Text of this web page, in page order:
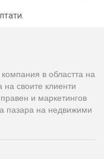
в областта на
на своите клиенти
и маркетингов
пазара на недвижими